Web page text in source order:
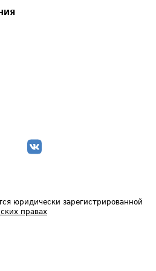
юридически зарегистрированной
правах